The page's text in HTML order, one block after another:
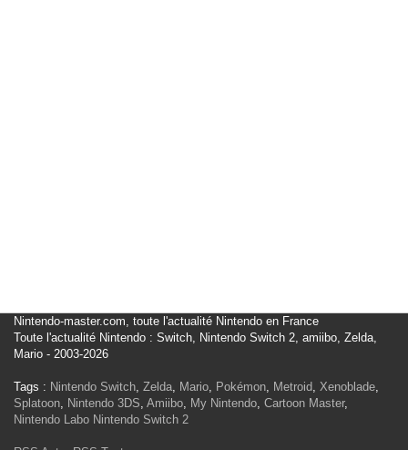
Nintendo-master.com, toute l'actualité Nintendo en France
Toute l'actualité Nintendo : Switch, Nintendo Switch 2, amiibo, Zelda,
Mario - 2003-2026
Tags : Nintendo Switch, Zelda, Mario, Pokémon, Metroid, Xenoblade,
Splatoon, Nintendo 3DS, Amiibo, My Nintendo, Cartoon Master,
Nintendo Labo Nintendo Switch 2